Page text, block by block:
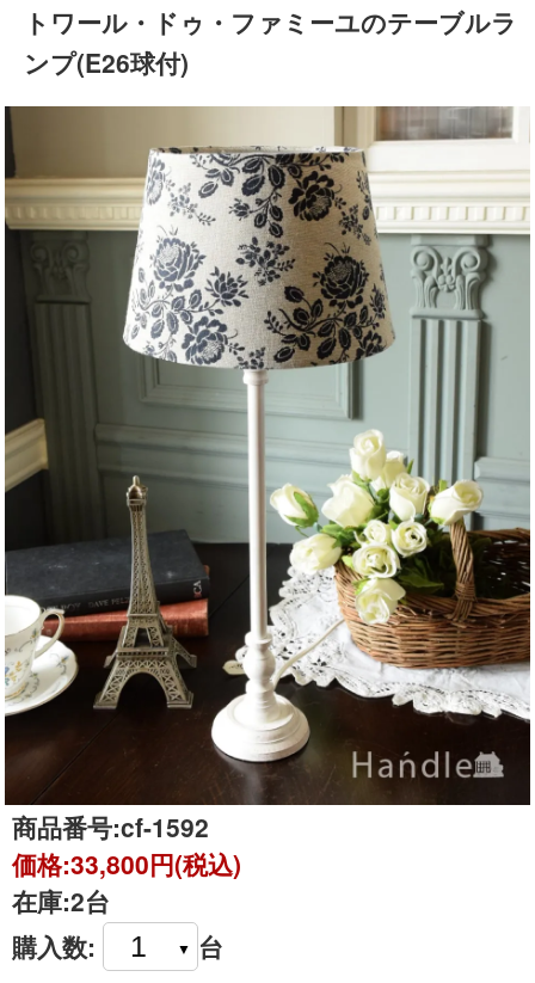
トワール・ドゥ・ファミーユのテーブルラ
ンプ(E26球付)
商品番号:cf-1592
価格:33,800円(税込)
在庫:2台
購入数:
台